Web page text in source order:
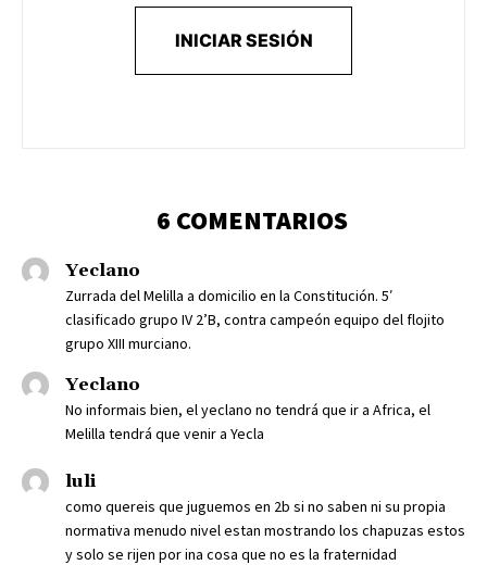
INICIAR SESIÓN
6 COMENTARIOS
Yeclano
Zurrada del Melilla a domicilio en la Constitución. 5′
clasificado grupo IV 2’B, contra campeón equipo del flojito
grupo XIII murciano.
Yeclano
No informais bien, el yeclano no tendrá que ir a Africa, el
Melilla tendrá que venir a Yecla
luli
como quereis que juguemos en 2b si no saben ni su propia
normativa menudo nivel estan mostrando los chapuzas estos
y solo se rijen por ina cosa que no es la fraternidad